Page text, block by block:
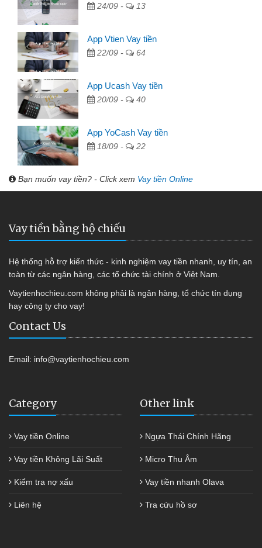
24/09 - 13
App Vtien Vay tiền
22/09 - 64
App Ucash Vay tiền
20/09 - 40
App YoCash Vay tiền
18/09 - 22
Bạn muốn vay tiền? - Click xem Vay tiền Online
Vay tiền bằng hộ chiếu
Hệ thống hỗ trợ kiến thức - kinh nghiệm vay tiền nhanh, uy tín, an
toàn từ các ngân hàng, các tổ chức tài chính ở Việt Nam.
Vaytienhochieu.com không phải là ngân hàng, tổ chức tín dụng
hay công ty cho vay!
Contact Us
Email: info@vaytienhochieu.com
Category
Vay tiền Online
Vay tiền Không Lãi Suất
Kiểm tra nợ xấu
Liên hệ
Other link
Ngựa Thái Chính Hãng
Micro Thu Âm
Vay tiền nhanh Olava
Tra cứu hồ sơ